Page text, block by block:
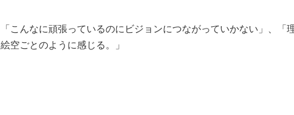
「こんなに頑張っているのにビジョンにつながっていかない」、「
絵空ごとのように感じる。」